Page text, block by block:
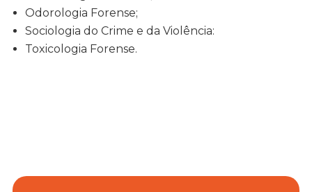
Odorologia Forense;
Sociologia do Crime e da Violência:
Toxicologia Forense.